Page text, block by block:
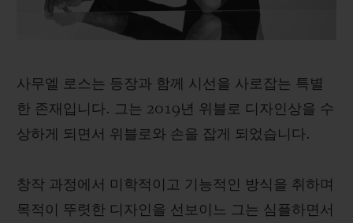
사무엘 로스는 등장과 함께 시선을 사로잡는 특별
한 존재입니다. 그는 2019년 위블로 디자인상을 수
상하게 되면서 위블로와 손을 잡게 되었습니다.
창작 과정에서 미학적이고 기능적인 방식을 취하며
목적이 뚜렷한 디자인을 선보이느 그는 심플하면서
무료 배송 & 반품
기프트 파우치